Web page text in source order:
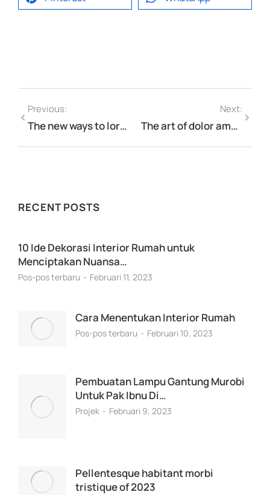
Previous:
The new ways to lorem ipsum dolor
Next:
The art of dolor amet placerat
RECENT POSTS
10 Ide Dekorasi Interior Rumah untuk
Menciptakan Nuansa…
Pos-pos terbaru Februari 11, 2023
Cara Menentukan Interior Rumah
Pos-pos terbaru Februari 10, 2023
Pembuatan Lampu Gantung Murobi
Untuk Pak Ibnu Di…
Projek Februari 9, 2023
Pellentesque habitant morbi
tristique of 2023